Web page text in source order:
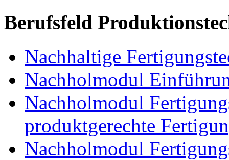
Berufsfeld
Nachhaltige
Nachholmodul
Nachholmodul
produktgerechte
Nachholmodul